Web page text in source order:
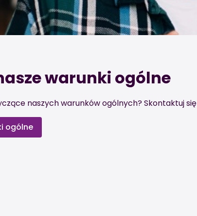
warunki ogólne
naszych warunków ogólnych? Skontaktuj się
ogólne